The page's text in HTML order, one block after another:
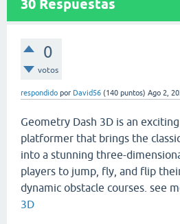
30 Respuestas
0
votos
respondido por David56 (140 puntos) Ago 2,
Geometry Dash 3D is an
platformer that brings the
into a stunning three-
players to jump, fly, and flip
dynamic obstacle courses. see
3D